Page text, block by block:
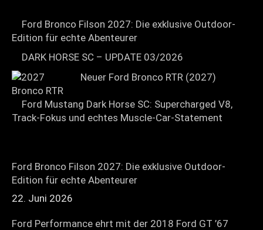
Ford Bronco Filson 2027: Die exklusive Outdoor-
Edition für echte Abenteurer
DARK HORSE SC – UPDATE 03/2026
Neuer Ford Bronco RTR (2027)
Ford Mustang Dark Horse SC: Supercharged V8,
Track-Fokus und echtes Muscle-Car-Statement
Ford Bronco Filson 2027: Die exklusive Outdoor-
Edition für echte Abenteurer
22. Juni 2026
Ford Performance ehrt mit der 2018 Ford GT ’67